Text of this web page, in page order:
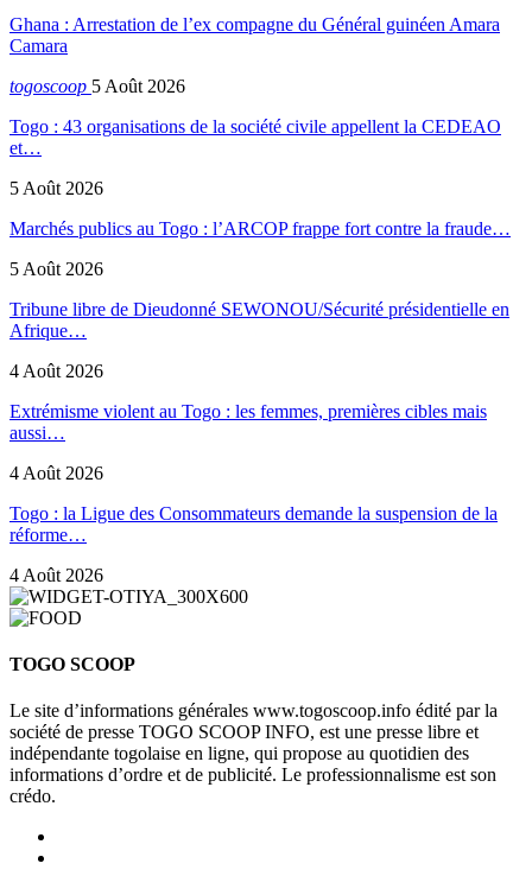
Ghana : Arrestation de l’ex compagne du Général guinéen Amara
Camara
togoscoop 5 Août 2026
Togo : 43 organisations de la société civile appellent la CEDEAO
et…
5 Août 2026
Marchés publics au Togo : l’ARCOP frappe fort contre la fraude…
5 Août 2026
Tribune libre de Dieudonné SEWONOU/Sécurité présidentielle en
Afrique…
4 Août 2026
Extrémisme violent au Togo : les femmes, premières cibles mais
aussi…
4 Août 2026
Togo : la Ligue des Consommateurs demande la suspension de la
réforme…
4 Août 2026
TOGO SCOOP
Le site d’informations générales www.togoscoop.info édité par la
société de presse TOGO SCOOP INFO, est une presse libre et
indépendante togolaise en ligne, qui propose au quotidien des
informations d’ordre et de publicité. Le professionnalisme est son
crédo.